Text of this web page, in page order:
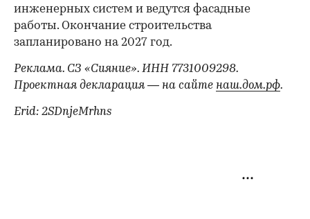
инженерных систем и ведутся фасадные
работы. Окончание строительства
запланировано на 2027 год.
Реклама. СЗ «Сияние». ИНН 7731009298.
Проектная декларация — на сайте наш.дом.рф.
Erid: 2SDnjeMrhns